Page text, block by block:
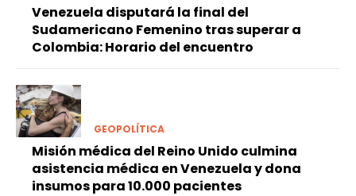
Venezuela disputará la final del
Sudamericano Femenino tras superar a
Colombia: Horario del encuentro
GEOPOLÍTICA
Misión médica del Reino Unido culmina
asistencia médica en Venezuela y dona
insumos para 10.000 pacientes